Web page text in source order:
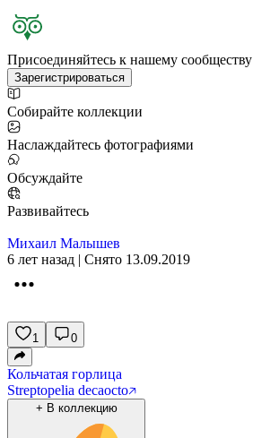
Присоединяйтесь к нашему сообществу
Зарегистрироваться
Собирайте коллекции
Наслаждайтесь фотографиями
Обсуждайте
Развивайтесь
Михаил Малышев
6 лет назад | Снято 13.09.2019
1 0
Кольчатая горлица
Streptopelia decaocto
+ В коллекцию